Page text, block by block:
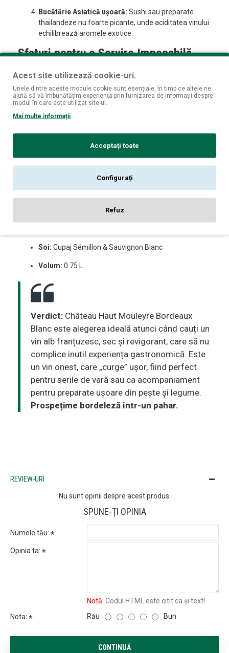
Bucătărie Asiatică ușoară: Sushi sau preparate
thailandeze nu foarte picante, unde aciditatea vinului
echilibrează aromele exotice.
Sfaturi pentru o Servire Impecabilă
Temperatura de Servire: Pentru a-i aprecia pe deplin
prospețimea, trebuie servit bine răcit, la
8°C – 10°C
Aerare:Nu necesită decantare. Poate fi servit imediat
după deschidere.
Pahar:Un pahar de vin alb cu cupă medie (tip lalea)
este perfect pentru a concentra aromele delicate de
Specificații pe scurt:
Producător:Château Haut Mouleyre
Bordeaux AOC, Franța
Soi: Cupaj Sémillon & Sauvignon Blanc
Volum: 0.75 L
Verdict: Château Haut Mouleyre Bordeaux
Blanc este alegerea ideală atunci când cauți un
vin alb franțuzesc, sec și revigorant, care să nu
complice inutil experiența gastronomică. Este
un vin onest, care „curge” ușor, fiind perfect
pentru serile de vară sau ca acompaniament
pentru preparate ușoare din pește și legume.
Prospețime bordeleză într-un pahar.
REVIEW-URI
Nu sunt opinii despre acest produs.
SPUNE-ŢI OPINIA
Numele tău:
Opinia ta:
Notă: Codul HTML este citit ca şi text!
Nota:
Rău Bun
CONTINUĂ
Acest site utilizează cookie-uri.
Unele dintre aceste module cookie sunt esențiale, în timp ce altele ne
ajută să vă îmbunătățim experiența prin furnizarea de informații despre
modul în care este utilizat site-ul.
Mai multe informații
Acceptați toate
Configurați
Refuz